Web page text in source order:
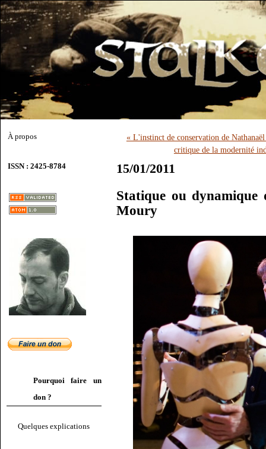
À propos
ISSN : 2425-8784
Pourquoi faire un
don ?
Quelques explications
« L'instinct de conservation de
critique de la modernité
15/01/2011
Statique ou dynamique
Moury